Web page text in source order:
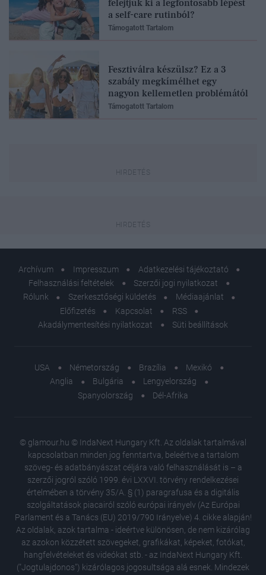
felejtjük ki a legfontosabb lépést
a self-care rutinból?
Támogatott Tartalom
Fesztiválra készülsz? Ez a 3
szabály megkímélhet egy
nagyon kellemetlen problémától
Támogatott Tartalom
Archívum Impresszum
Adatkezelési tájékoztató
Felhasználási feltételek
Szerzői jogi nyilatkozat
Rólunk
Szerkesztőségi küldetés
Médiaajánlat
Előfizetés
Kapcsolat
RSS
Akadálymentesítési nyilatkozat
Süti beállítások
USA Németország Brazília
Mexikó
Anglia
Bulgária
Lengyelország
Spanyolország
Dél-Afrika
© glamour.hu © IndaNext Hungary Kft. Az oldalak tartalmával
kapcsolatban minden jog fenntartva, beleértve a tartalom
szöveg- és adatbányászat céljára való felhasználását is – a
szerzői jogról szóló 1999. évi LXXVI. törvény rendelkezései
értelmében a törvény 35/A. § (1) paragrafusa és a digitális
szolgáltatások piacairól szóló európai irányelv (Az Európai
Parlament és a Tanács (EU) 2019/790 Irányelve) 4. cikke alapján!
Az oldalak, azok tartalma - ideértve különösen, de nem kizárólag
az azokon közzétett szövegeket, grafikákat, képeket, fotókat,
hangfelvételeket és videókat stb. - az IndaNext Hungary Kft.
("Jogtulajdonos") kizárólagos jogosultsága alá esnek. Mindezek